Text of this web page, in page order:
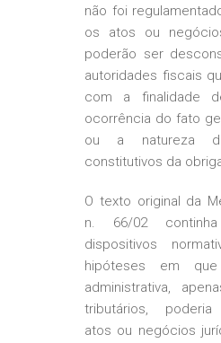
não foi
os atos ou
poderão ser
autoridades fiscais
com a finalidade
ocorrência do fato
ou a natureza
constitutivos da
O texto original da
n. 66/02 continha
dispositivos
hipóteses em
administrativa,
tributários, poderia
atos ou negócios